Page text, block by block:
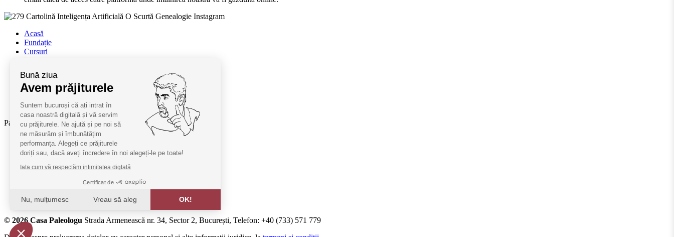
Acasă
Fundație
Cursuri
Lectori
Termeni și condiții
Cum deveniți oaspeți
SAL ANPC
Parteneri:
Radio Guerilla
RSM Romania
Barrier România
KPMG
MobilPay
© 2026 Casa Paleologu Strada Armenească nr. 34, Sector 2, București, Telefon: +40 (733) 571 779
Bună ziua
Avem prăjiturele
Suntem bucuroși că ați intrat în
casa noastră digitală și vă servim
cu prăjiturele. Ne ajută și pe noi să
ne măsurăm și îmbunătățim
performanța. Alegeți ce prăjiturele
doriți sau, dacă aveți încredere în noi alegeți-le pe toate!
Iata cum vă respectăm intimitatea digtală
Certificat de
Nu, mulțumesc Vreau să aleg OK!
Axeptio consent
Platformă de Management al Consimțământului: Personalizați Opțiunile